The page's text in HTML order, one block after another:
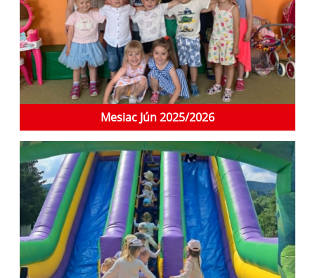
Mesiac Jún 2025/2026